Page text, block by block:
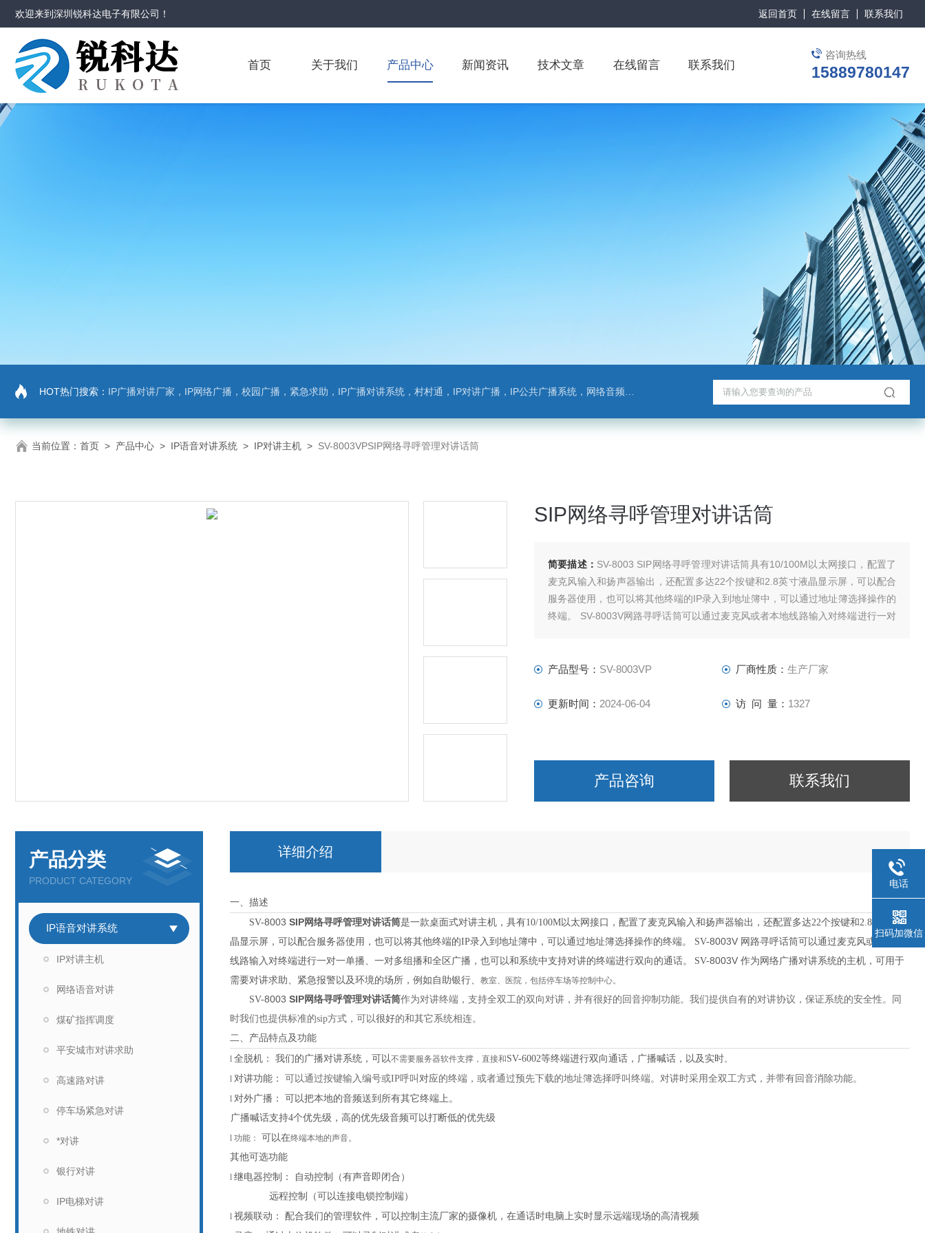
欢迎来到深圳锐科达电子有限公司 ！ 返回首页 在线留言 联系我们
咨询热线
15889780147
首页 关于我们 产品中心 新闻资讯 技术文章 在线留言 联系我们
HOT热门搜索： IP广播对讲厂家，IP网络广播，校园广播，紧急求助，IP广播对讲系统，村村通，IP对讲广播，IP公共广播系统，网络音频模块，银行对讲，背景音乐，网络录播，班班通
当前位置： 首页 > 产品中心 > IP语音对讲系统 > IP对讲主机 > SV-8003VPSIP网络寻呼管理对讲话筒
SIP网络寻呼管理对讲话筒
简要描述： SV-8003 SIP网络寻呼管理对讲话筒具有10/100M以太网接口，配置了
麦克风输入和扬声器输出，还配置多达22个按键和2.8英寸液晶显示屏，可以配合
服务器使用，也可以将其他终端的IP录入到地址簿中，可以通过地址簿选择操作的
终端。 SV-8003V网路寻呼话筒可以通过麦克风或者本地线路输入对终端进行一对
产品型号： SV-8003VP 厂商性质： 生产厂家
更新时间： 2024-06-04 访 问 量： 1327
产品咨询 联系我们
产品分类
PRODUCT CATEGORY
IP语音对讲系统
IP对讲主机
网络语音对讲
煤矿指挥调度
平安城市对讲求助
高速路对讲
停车场紧急对讲
*对讲
银行对讲
IP电梯对讲
详细介绍
一、描述
SV-8003 SIP网络寻呼管理对讲话筒是一款桌面式对讲主机，具有10/100M以太网接口，配置了麦克风输入和扬声器输出，还配置多达22个按键和2.8英寸液
晶显示屏，可以配合服务器使用，也可以将其他终端的IP录入到地址簿中，可以通过地址簿选择操作的终端。 SV-8003V 网路寻呼话筒可以通过麦克风或者本地
线路输入对终端进行一对一单播、一对多组播和全区广播，也可以和系统中支持对讲的终端进行双向的通话。
SV-8003V 作为网络广播对讲系统的主机，可用于
需要对讲求助、紧急报警以及环境的场所，例如自助银行、 教室、医院，包括停车场等控制中心。
SV-8003 SIP网络寻呼管理对讲话筒作为对讲终端，支持全双工的双向对讲，并有很好的回音抑制功能。我们提供自有的对讲协议，保证系统的安全性。同
时我们也提供标准的sip方式，可以很好的和其它系统相连。
二、产品特点及功能
l 全脱机： 我们的广播对讲系统，可以不需要服务器软件支撑，直接和SV-6002等终端进行双向通话，广播喊话，以及实时。
l 对讲功能： 可以通过按键输入编号或IP呼叫 对应的终端，或者通过预先下载的地址簿选择呼叫终端。对讲时采用全双工方式，并带有回音消除功能。
l 对外广播：
可以把本地的音频送到所有其它终端上。
广播喊话支持4个优先级，高的优先级音频可以打断低的优先级
l 功能： 可以在终端本地的声音。
其他可选功能
l 继电器控制：
自动控制（有声音即闭合）
远程控制（可以连接电锁控制端）
l 视频联动： 配合我们的管理软件，可以控制主流厂家的摄像机，在通话时电脑上实时显示远端现场的高清视频
电话
扫码加微信